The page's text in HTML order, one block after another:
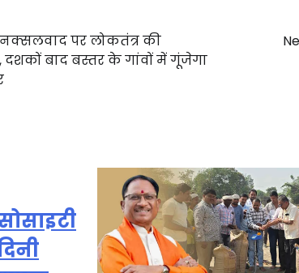
पर लोकतंत्र की
दशकों बाद बस्तर के गांवों में गूंजेगा